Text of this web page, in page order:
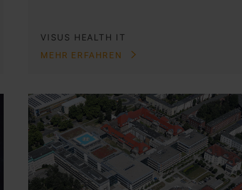
VISUS HEALTH IT
MEHR ERFAHREN